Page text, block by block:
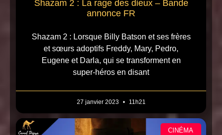
Shazam 2 : La rage des dieux – Bande
annonce FR
Shazam 2 : Lorsque Billy Batson et ses frères
et sœurs adoptifs Freddy, Mary, Pedro,
Eugene et Darla, qui se transforment en
super-héros en disant
27 janvier 2023 11h21
CINÉMA